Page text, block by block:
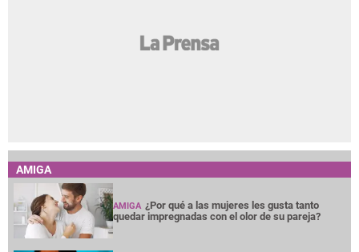
AMIGA
AMIGA ¿Por qué a las mujeres les gusta tanto
quedar impregnadas con el olor de su pareja?